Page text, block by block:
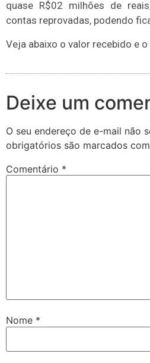
quase R$02 milhões de
contas reprovadas, podendo
Veja abaixo o valor recebido e o
Deixe um
O seu endereço de e-mail não
obrigatórios são marcados com
Comentário *
Nome *